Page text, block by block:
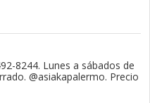
8244. Lunes a sábados de
@asiakapalermo. Precio